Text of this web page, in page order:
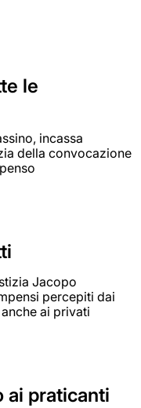
le
incassa
della convocazione
Jacopo
percepiti dai
ai privati
ai praticanti